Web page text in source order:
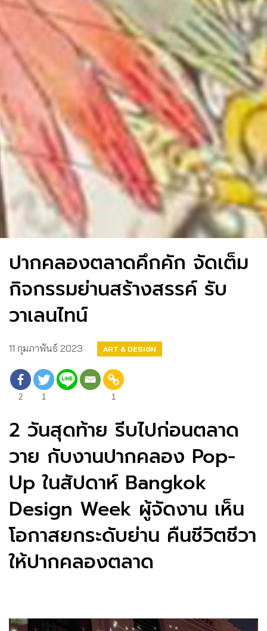
ปากคลองตลาดคึกคัก จัดเต็ม
กิจกรรมย่านสร้างสรรค์ รับ
วาเลนไทน์
11 กุมภาพันธ์ 2023 ART & DESIGN
2 1 1
2 วันสุดท้าย รีบไปก่อนตลาด
วาย กับงานปากคลอง Pop-
Up ในสัปดาห์ Bangkok
Design Week ผู้จัดงาน​ เห็น
โอกาสยกระดับย่าน คืนชีวิตชีวา
ให้ปากคลองตลาด